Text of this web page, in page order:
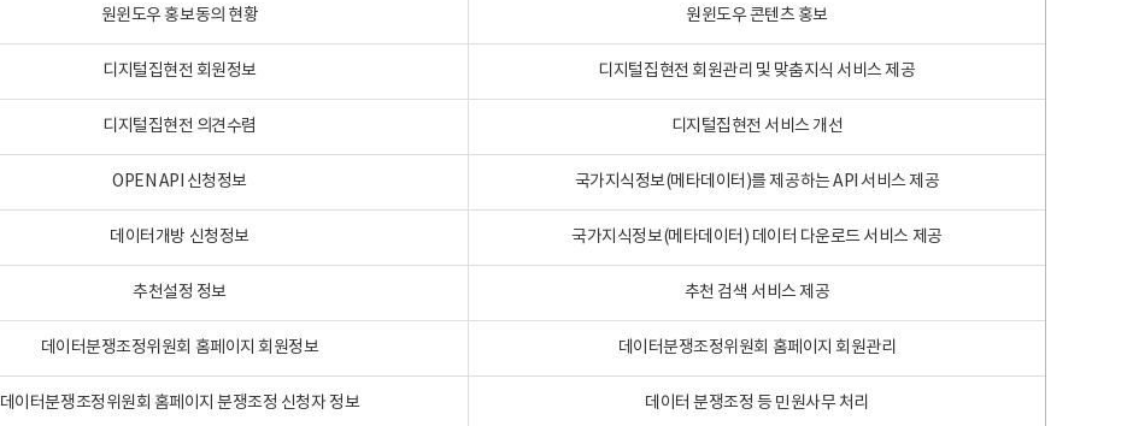
원윈도우 홍보동의 현황 원윈도우 콘텐츠 홍보
디지털집현전 회원정보 디지털집현전 회원관리 및 맞춤지식 서비스 제공
디지털집현전 의견수렴 디지털집현전 서비스 개선
OPEN API 신청정보 국가지식정보(메타데이터)를 제공하는 API 서비스 제공
데이터개방 신청정보 국가지식정보(메타데이터) 데이터 다운로드 서비스 제공
추천설정 정보 추천 검색 서비스 제공
데이터분쟁조정위원회 홈페이지 회원정보 데이터분쟁조정위원회 홈페이지 회원관리
데이터분쟁조정위원회 홈페이지 분쟁조정 신청자 정보 데이터 분쟁조정 등 민원사무 처리